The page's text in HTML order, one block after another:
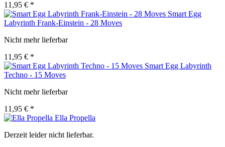
11,95 € *
Smart Egg
Labyrinth Frank-Einstein - 28 Moves
Nicht mehr lieferbar
11,95 € *
Smart Egg Labyrinth
Techno - 15 Moves
Nicht mehr lieferbar
11,95 € *
Ella Propella
Derzeit leider nicht lieferbar.